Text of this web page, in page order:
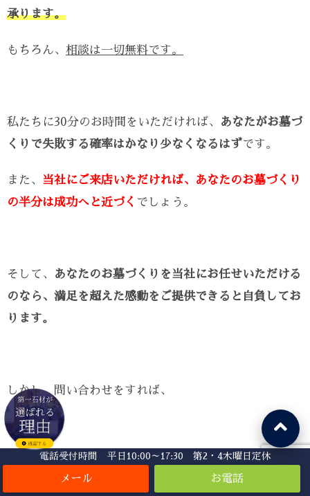
電話受付時間 平日10:00～17:30 第2・4木曜日定休
承ります。
もちろん、 相談は一切無料です。
私たちに30分のお時間をいただければ、
あなたがお墓づ
くりで失敗する確率はかなり少なくなるはずです。
また、 当社にご来店いただければ、あなたのお墓づくり
の半分は成功へと近づく でしょう。
そして、
あなたのお墓づくりを当社にお任せいただける
のなら、満足を超えた感動をご提供できると自負してお
ります。
しかし、問い合わせをすれば、
「売り込まれるんじゃないか？」
「後からしつこく電話が掛かってくるんじゃないの？」